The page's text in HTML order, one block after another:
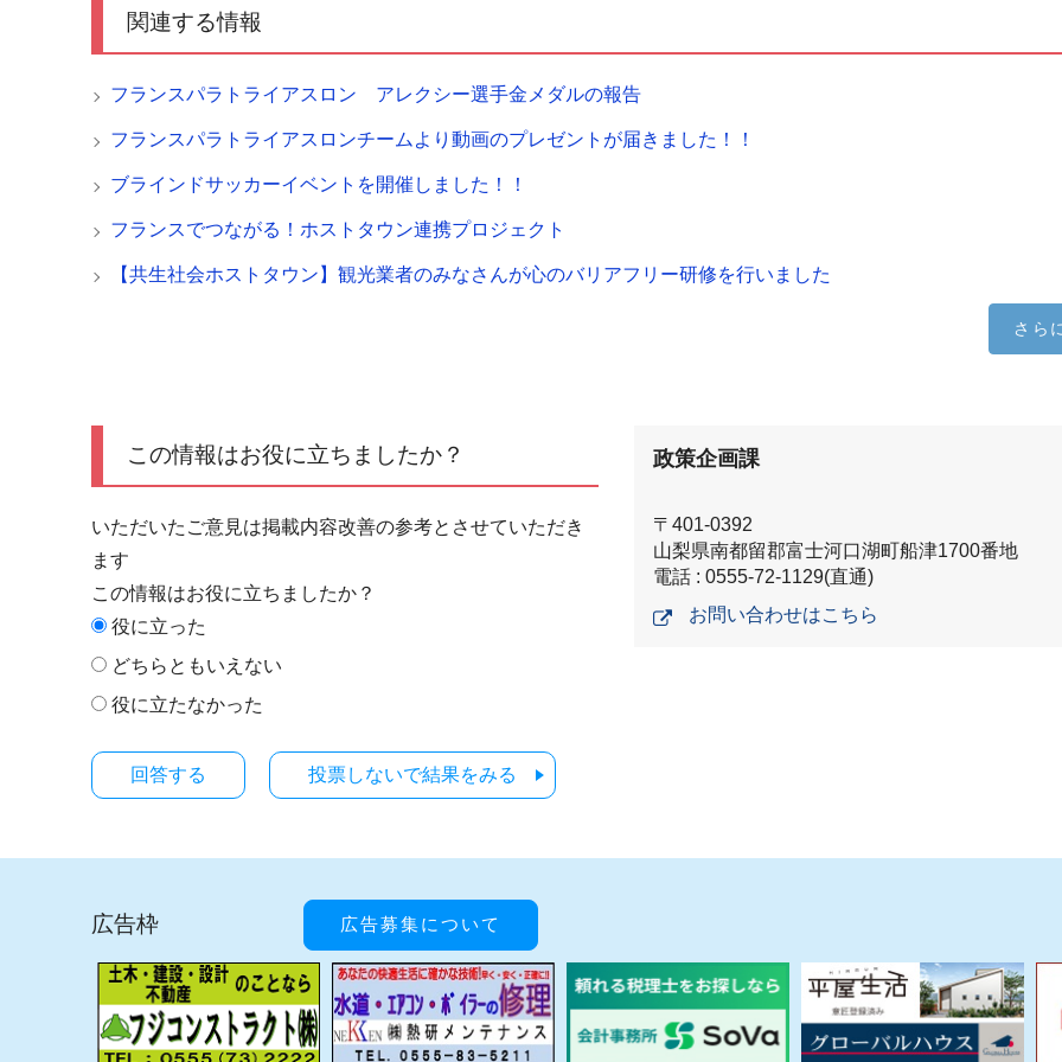
関連する情報
フランスパラトライアスロン アレクシー選手金メダルの報告
フランスパラトライアスロンチームより動画のプレゼントが届きました！！
ブラインドサッカーイベントを開催しました！！
フランスでつながる！ホストタウン連携プロジェクト
【共生社会ホストタウン】観光業者のみなさんが心のバリアフリー研修を行いました
さら
この情報はお役に立ちましたか？
いただいたご意見は掲載内容改善の参考とさせていただき
ます
この情報はお役に立ちましたか？
役に立った
どちらともいえない
役に立たなかった
投票しないで結果をみる
政策企画課
〒401-0392
山梨県南都留郡富士河口湖町船津1700番地
電話 : 0555-72-1129(直通)
お問い合わせはこちら
広告枠 広告募集について